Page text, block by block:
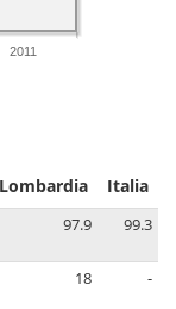
2011
Lombardia Italia
97.9 99.3
18 -